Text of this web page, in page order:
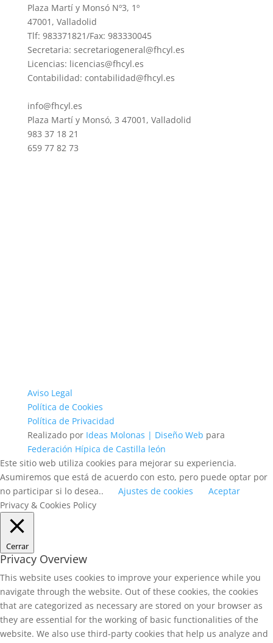
Plaza Martí y Monsó Nº3, 1º
47001, Valladolid
Tlf: 983371821/Fax: 983330045
Secretaria: secretariogeneral@fhcyl.es
Licencias: licencias@fhcyl.es
Contabilidad: contabilidad@fhcyl.es
info@fhcyl.es
Plaza Martí y Monsó, 3 47001, Valladolid
983 37 18 21
659 77 82 73
Aviso Legal
Política de Cookies
Política de Privacidad
Realizado por Ideas Molonas | Diseño Web para
Federación Hípica de Castilla león
Este sitio web utiliza cookies para mejorar su experiencia.
Asumiremos que está de acuerdo con esto, pero puede optar por
no participar si lo desea..
Ajustes de cookies
Aceptar
Privacy & Cookies Policy
Cerrar
Privacy Overview
This website uses cookies to improve your experience while you
navigate through the website. Out of these cookies, the cookies
that are categorized as necessary are stored on your browser as
they are essential for the working of basic functionalities of the
website. We also use third-party cookies that help us analyze and